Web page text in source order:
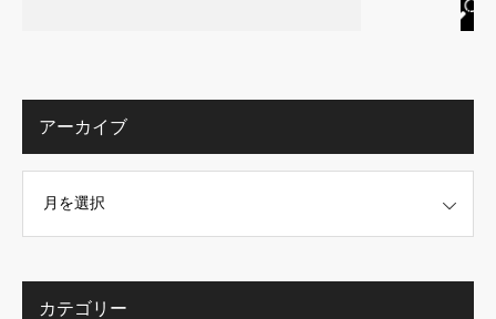
アーカイブ
カテゴリー